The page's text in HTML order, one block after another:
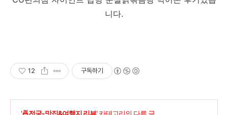
니다.
12 구독하기